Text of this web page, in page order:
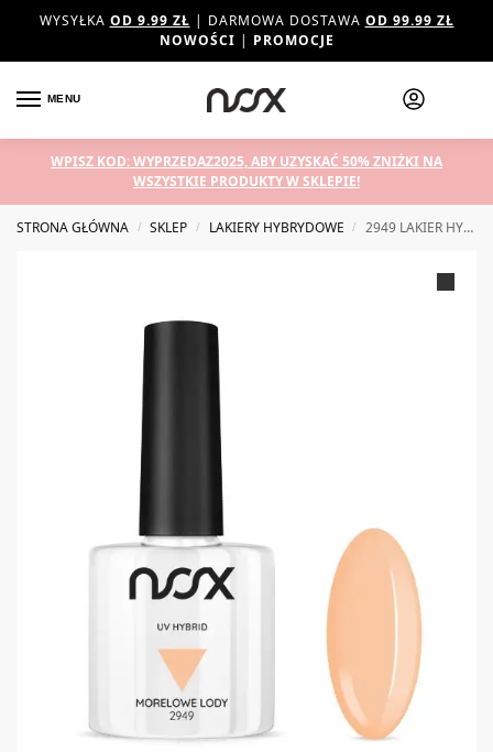
WYSYŁKA OD 9.99 ZŁ | DARMOWA DOSTAWA OD 99.99 ZŁ
NOWOŚCI | PROMOCJE
MENU
WPISZ KOD: WYPRZEDAZ2025, ABY UZYSKAĆ 50% ZNIŻKI NA
WSZYSTKIE PRODUKTY W SKLEPIE!
STRONA GŁÓWNA / SKLEP / LAKIERY HYBRYDOWE / 2949 LAKIER HYBRYDOWY NOX MORELOWE LODY 7 ML